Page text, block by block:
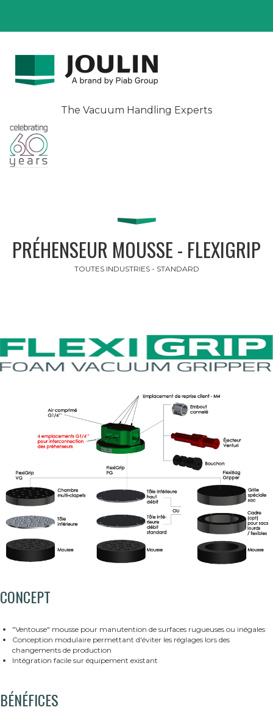
The Vacuum Handling Experts
PRÉHENSEUR MOUSSE - FLEXIGRIP
TOUTES INDUSTRIES - STANDARD
CONCEPT
"Ventouse" mousse pour manutention de surfaces rugueuses ou inégales
Conception modulaire permettant d'éviter les réglages lors des
changements de production
Intégration facile sur équipement existant
BÉNÉFICES